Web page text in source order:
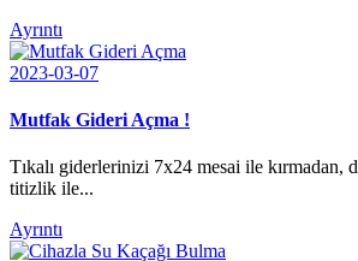
Ayrıntı
2023-03-07
Mutfak Gideri Açma !
Tıkalı giderlerinizi 7x24 mesai ile kırmadan,
titizlik ile...
Ayrıntı